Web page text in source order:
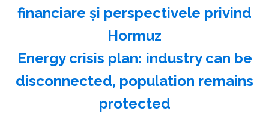
financiare şi perspectivele privind
Hormuz
Energy crisis plan: industry can be
disconnected, population remains
protected